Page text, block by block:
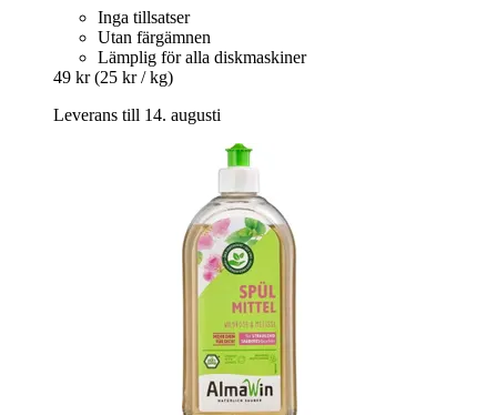
Inga tillsatser
Utan färgämnen
Lämplig för alla diskmaskiner
49 kr (25 kr / kg)
Leverans till 14. augusti